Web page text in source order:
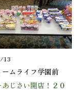
13
ームライフ学園前
あじさい開店！２０